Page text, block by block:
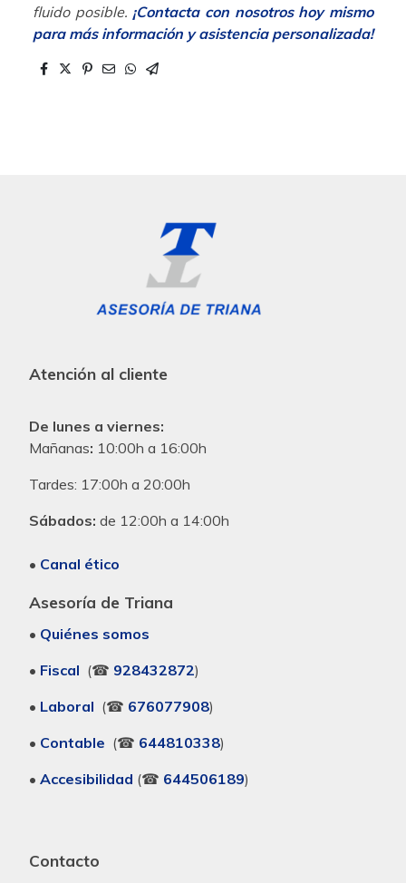
fluido posible. ¡Contacta con nosotros hoy mismo
para más información y asistencia personalizada!
Atención al cliente
De lunes a viernes:
Mañanas: 10:00h a 16:00h
Tardes: 17:00h a 20:00h
Sábados: de 12:00h a 14:00h
• Canal ético
Asesoría de Triana
• Quiénes somos
• Fiscal (☎ 928432872)
• Laboral (☎ 676077908)
• Contable (☎ 644810338)
• Accesibilidad (☎ 644506189)
Contacto